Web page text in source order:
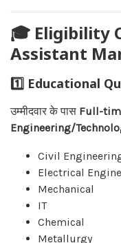
🎓 Eligibility
Assistant
1️⃣ Educational
उम्मीदवार के पास Full-
Engineering/
Civil
Electrical
Mechanical
IT
Chemical
Metallurgy